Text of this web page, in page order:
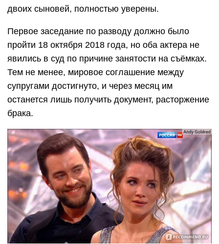
двоих сыновей, полностью уверены.
Первое заседание по разводу должно было
пройти 18 октября 2018 года, но оба актера не
явились в суд по причине занятости на съёмках.
Тем не менее, мировое соглашение между
супругами достигнуто, и через месяц им
останется лишь получить документ, расторжение
брака.